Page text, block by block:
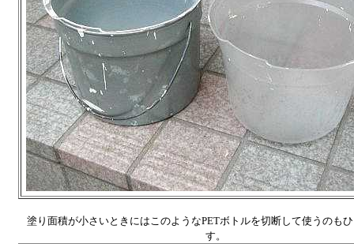
塗り面積が小さいときにはこのようなPETボトルを切断して使うのも
す。